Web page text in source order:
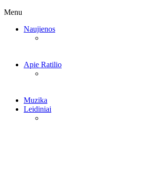
Menu
Naujienos
Apie Ratilio
Muzika
Leidiniai